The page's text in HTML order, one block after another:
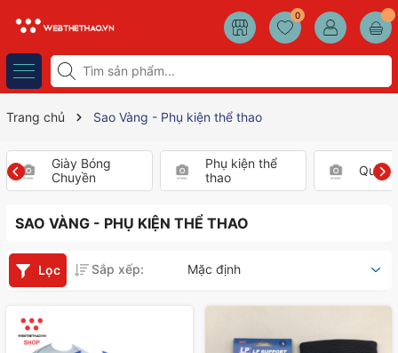
0
Trang chủ Sao Vàng - Phụ kiện thể thao
Giày Bóng
Chuyền
Phụ kiện thể
thao
Quần
SAO VÀNG - PHỤ KIỆN THỂ THAO
Lọc Sắp xếp: Mặc định